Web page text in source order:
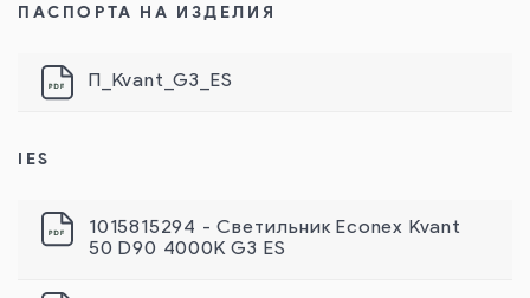
ПАСПОРТА НА ИЗДЕЛИЯ
П_Kvant_G3_ES
IES
1015815294 - Светильник Econex Kvant
50 D90 4000K G3 ES